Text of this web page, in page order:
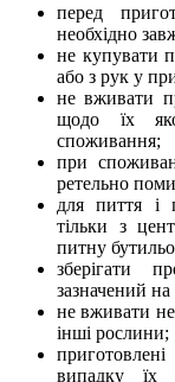
перед
необхідно
не купувати
або з рук у
не вживати
щодо їх
споживання;
при
ретельно
для пиття і
тільки з
питну
зберігати
зазначений
не вживати
інші рослини;
випадку їх